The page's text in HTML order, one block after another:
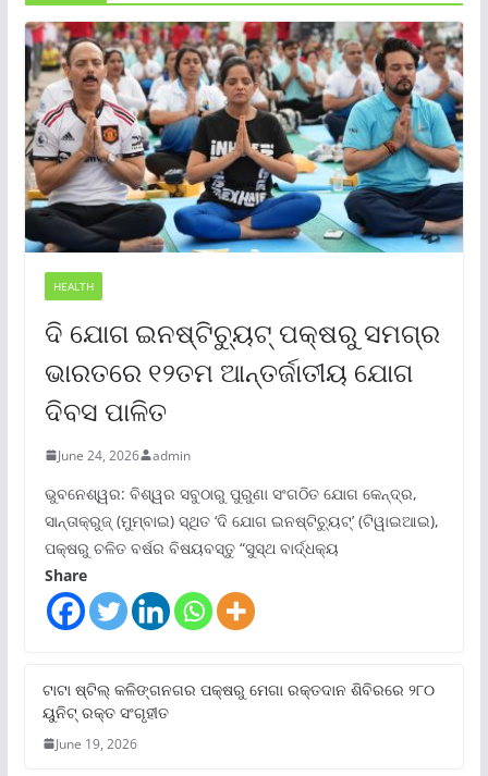
HEALTH
ଦି ଯୋଗ ଇନଷ୍ଟିଚ୍ୟୁଟ୍ ପକ୍ଷରୁ ସମଗ୍ର
ଭାରତରେ ୧୨ତମ ଆନ୍ତର୍ଜାତୀୟ ଯୋଗ
ଦିବସ ପାଳିତ
June 24, 2026 admin
ଭୁବନେଶ୍ୱର: ବିଶ୍ୱର ସବୁଠାରୁ ପୁରୁଣା ସଂଗଠିତ ଯୋଗ କେନ୍ଦ୍ର,
ସାନ୍ତାକ୍ରୁଜ୍ (ମୁମ୍ବାଇ) ସ୍ଥିତ ‘ଦି ଯୋଗ ଇନଷ୍ଟିଚ୍ୟୁଟ୍‌’ (ଟିୱାଇଆଇ),
ପକ୍ଷରୁ ଚଳିତ ବର୍ଷର ବିଷୟବସ୍ତୁ “ସୁସ୍ଥ ବାର୍ଦ୍ଧକ୍ୟ
Share
ଟାଟା ଷ୍ଟିଲ୍‌ କଳିଙ୍ଗନଗର ପକ୍ଷରୁ ମେଗା ରକ୍ତଦାନ ଶିବିରରେ ୨୮୦
ୟୁନିଟ୍‌ ରକ୍ତ ସଂଗୃହୀତ
June 19, 2026